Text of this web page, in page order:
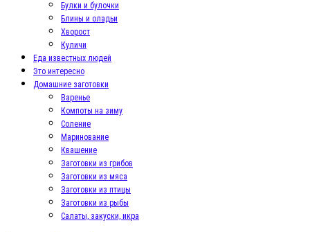
Булки и булочки
Блины и оладьи
Хворост
Куличи
Еда известных людей
Это интересно
Домашние заготовки
Варенье
Компоты на зиму
Соление
Маринование
Квашение
Заготовки из грибов
Заготовки из мяса
Заготовки из птицы
Заготовки из рыбы
Салаты, закуски, икра